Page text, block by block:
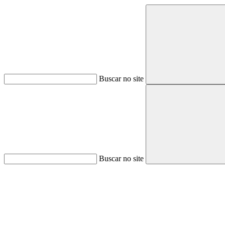
Buscar no site
Buscar no site